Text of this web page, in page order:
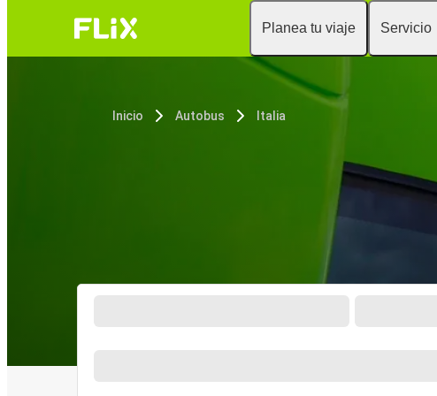
Planea tu viaje Servicio
Inicio Autobus Italia